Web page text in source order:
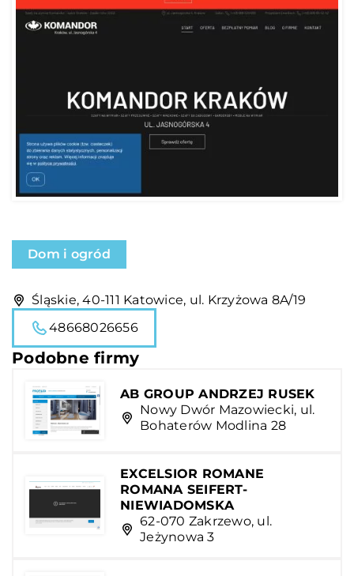
Dom i ogród
Śląskie, 40-111 Katowice, ul. Krzyżowa 8A/19
48668026656
Podobne firmy
AB GROUP ANDRZEJ RUSEK
Nowy Dwór Mazowiecki, ul.
Bohaterów Modlina 28
EXCELSIOR ROMANE
ROMANA SEIFERT-
NIEWIADOMSKA
62-070 Zakrzewo, ul.
Jeżynowa 3